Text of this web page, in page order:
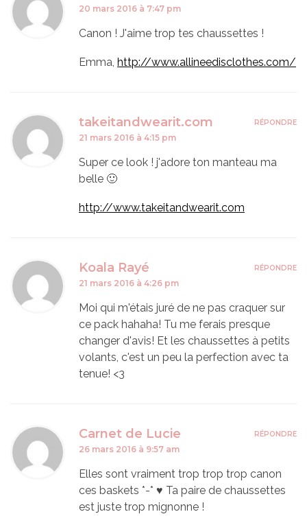
20 mars 2016 à 7:47 pm
Canon ! J'aime trop tes chaussettes !
Emma, http://www.allineedisclothes.com/
takeitandwearit.com
21 mars 2016 à 4:15 pm
Super ce look ! j'adore ton manteau ma
belle 🙂
http://www.takeitandwearit.com
RÉPONDRE
Koala Rayé
21 mars 2016 à 4:26 pm
Moi qui m'étais juré de ne pas craquer sur
ce pack hahaha! Tu me ferais presque
changer d'avis! Et les chaussettes à petits
volants, c'est un peu la perfection avec ta
tenue! <3
RÉPONDRE
Carnet de Lucie
26 mars 2016 à 9:57 am
Elles sont vraiment trop trop trop canon
ces baskets *-* ♥ Ta paire de chaussettes
est juste trop mignonne !
RÉPONDRE